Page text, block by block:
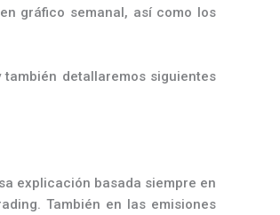
gráfico semanal, así como los
detallaremos siguientes
explicación basada siempre en
También en las emisiones